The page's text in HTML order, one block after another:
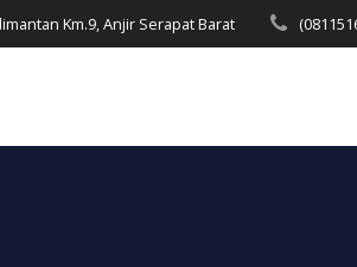
Km.9, Anjir Serapat Barat